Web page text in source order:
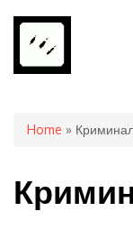
You are
Home »